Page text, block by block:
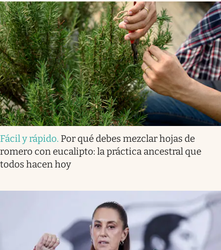
Fácil y rápido. Por qué debes mezclar hojas de
romero con eucalipto: la práctica ancestral que
todos hacen hoy